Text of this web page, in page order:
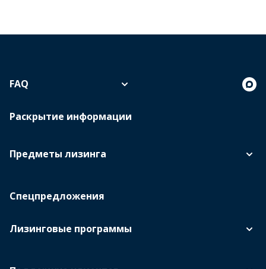
Предметы лизинга
Спецпредложения
Лизинговые программы
FAQ
Раскрытие информации